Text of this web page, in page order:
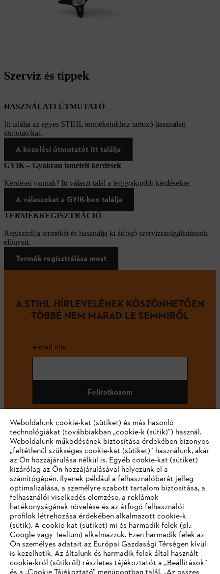
Szerviz és tippek
HASZNÁLATI ÚTMUTATÓ
Itt találja az egyes STIHL termékeinkhez tartozó használati
útmutatókat.
A kezelési útmutatót itt találja
GYIK – Gyakran ismételt kérdések
Kérdései vannak? Itt választ talál a leggyakoribb kérdésekre.
A válaszokat a GYIK-ben találja
TERMÉKREGISZTRÁCIÓ
Regisztrálja termékét és használja ki átfogó szervizszolgáltatásunk
előnyeit.
Termék regisztrálása most
A STIHL HÍRLEVELÉNEK KÖSZÖNHETŐEN
TÖBBÉ NEM MARAD LE SEMMIRŐL
e-mail cím
Feliratkozom
#STIHL
Vállalat
STIHL GYIK
Weboldalunk cookie-kat (sütiket) és más hasonló
technológiákat (továbbiakban „cookie-k (sütik)”) használ.
Weboldalunk működésének biztosítása érdekében bizonyos
„feltétlenül szükséges cookie-kat (sütiket)” használunk, akár
az Ön hozzájárulása nélkül is. Egyéb cookie-kat (sütiket)
kizárólag az Ön hozzájárulásával helyezünk el a
számítógépén. Ilyenek például a felhasználóbarát jelleg
optimalizálása, a személyre szabott tartalom biztosítása, a
felhasználói viselkedés elemzése, a reklámok
hatékonyságának növelése és az átfogó felhasználói
profilok létrehozása érdekében alkalmazott cookie-k
(sütik). A cookie-kat (sütiket) mi és harmadik felek (pl.:
Google vagy Tealium) alkalmazzuk. Ezen harmadik felek az
Ön személyes adatait az Európai Gazdasági Térségen kívül
is kezelhetik. Az általunk és harmadik felek által használt
cookie-król (sütikről) részletes tájékoztatót a „Beállítások”